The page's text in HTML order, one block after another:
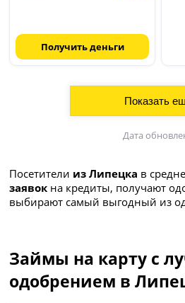
Получить деньги
Дата
Посетители из Липецка в
заявок на кредиты, получают
выбирают самый выгодный из
Займы на карту с
одобрением в